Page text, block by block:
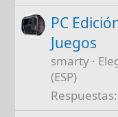
PC
Juegos
smarty
(ESP)
Respuestas